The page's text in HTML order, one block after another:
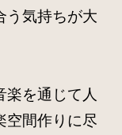
う気持ちが大
楽を通じて人
空間作りに尽